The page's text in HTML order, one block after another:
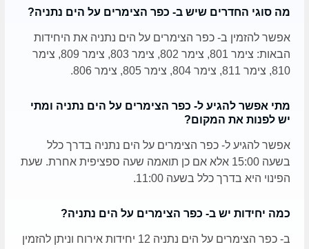
מה סוגי החדרים שיש ב- כפר הצימרים על הים נתניה?
אפשר להזמין ב- כפר הצימרים על הים נתניה את היחידות
הבאות: צימר 801, צימר 802, צימר 803, צימר 809, צימר
810, צימר 811, צימר 804, צימר 805, צימר 806.
מתי אפשר להגיע ל- כפר הצימרים על הים נתניה ומתי
יש לפנות את המקום?
אפשר להגיע ל- כפר הצימרים על הים נתניה בדרך כלל
בשעה 15:00 אלא אם כן תואמה שעה ספציפית אחרת. שעת
הפינוי היא בדרך כלל בשעה 11:00.
כמה יחידות יש ב- כפר הצימרים על הים נתניה?
ב- כפר הצימרים על הים נתניה 12 יחידות אירוח וניתן להזמין